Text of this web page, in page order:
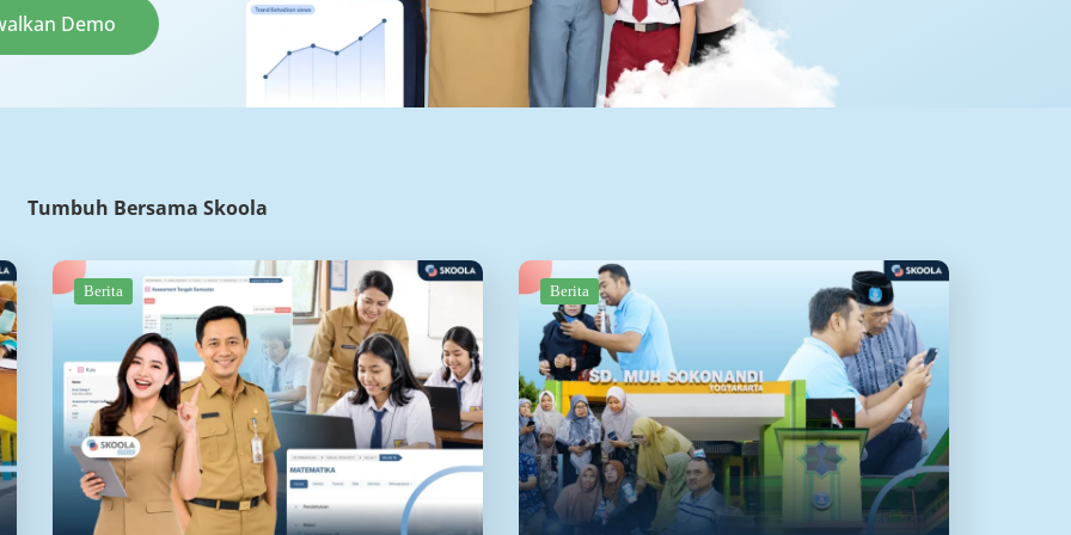
Demo
Tumbuh Bersama Skoola
Berita Berita